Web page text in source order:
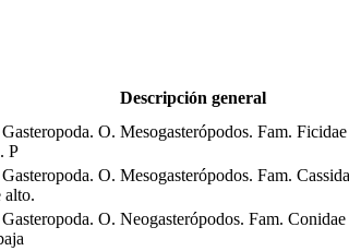
Descripción general
O. Mesogasterópodos. Fam.
P
O. Mesogasterópodos. Fam.
alto.
O. Neogasterópodos. Fam.